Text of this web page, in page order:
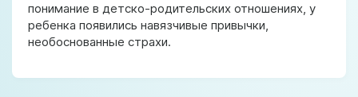
понимание в детско-родительских отношениях, у
ребенка появились навязчивые привычки,
необоснованные страхи.